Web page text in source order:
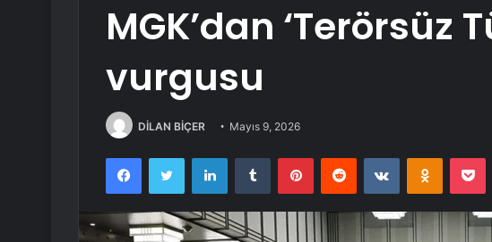
MGK’dan ‘Terörsüz
vurgusu
DİLAN BİÇER Mayıs 9, 2026
FacebookTwitter LinkedInTumblr PinterestReddit VKontakte